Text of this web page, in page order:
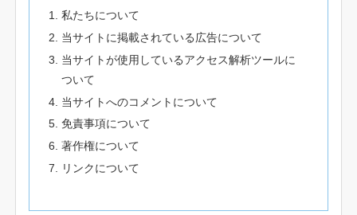
私たちについて
当サイトに掲載されている広告について
当サイトが使用しているアクセス解析ツールに
ついて
当サイトへのコメントについて
免責事項について
著作権について
リンクについて